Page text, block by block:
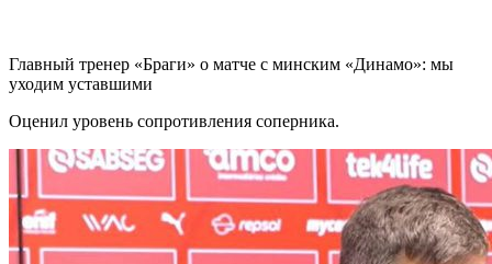
Главный тренер «Браги» о матче с минским «Динамо»: мы
уходим уставшими
Оценил уровень сопротивления соперника.